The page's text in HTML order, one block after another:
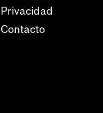
Privacidad
Contacto